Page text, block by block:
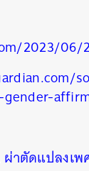
2023/
ผ่าตัดแปลงเพ